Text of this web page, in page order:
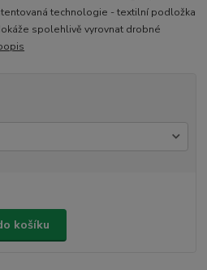
technologie - textilní podložka
spolehlivě vyrovnat drobné
košíku